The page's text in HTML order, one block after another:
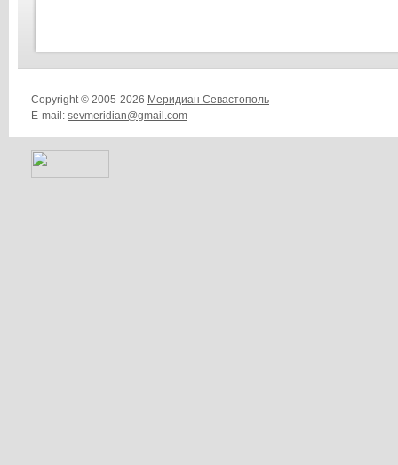
Copyright © 2005-2026 Меридиан Севастополь
E-mail: sevmeridian@gmail.com